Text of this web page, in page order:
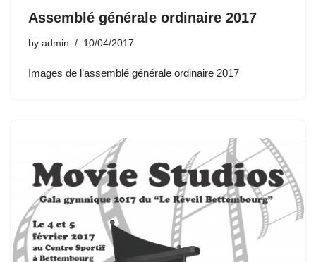
Assemblé générale ordinaire 2017
by admin 10/04/2017
Images de l’assemblé générale ordinaire 2017